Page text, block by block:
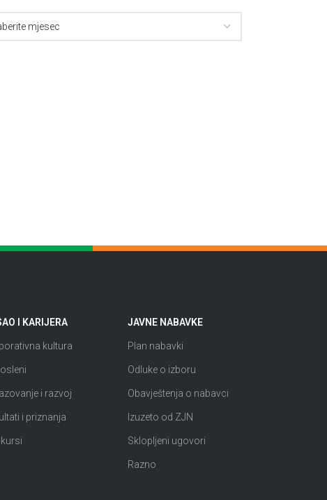
I KARIJERA
kultura
i razvoj
i priznanja
JAVNE NABAVKE
Plan nabavki
Odluke o izboru
Obavještenja o nabavci
Izuzeto od ZJN
Sklopljeni ugovori
Razno